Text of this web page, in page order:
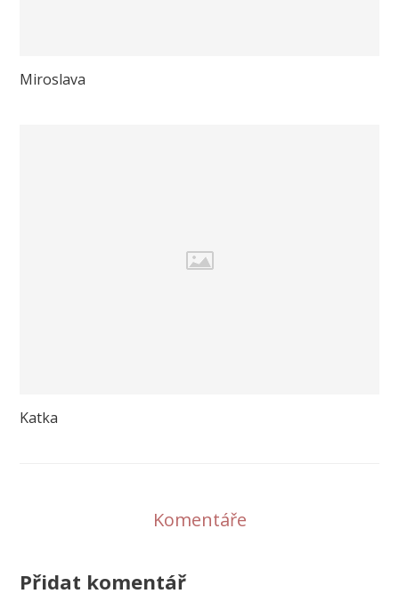
Miroslava
Katka
Komentáře
Přidat komentář